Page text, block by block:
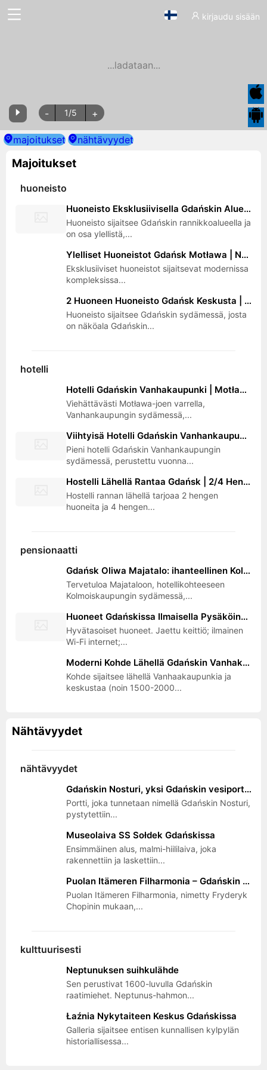
kirjaudu sisään
...ladataan...
- 1/5 +
majoitukset nähtävyydet
Majoitukset
huoneisto
Huoneisto Eksklusiivisella Gdańskin Alueella | 300m Rannalta ja Laiturilta | Lähellä Sopotia, Stadionia ja Ergo Arenaa
Huoneisto sijaitsee Gdańskin rannikkoalueella ja
on osa ylellistä,...
Ylelliset Huoneistot Gdańsk Motława | Nosturinäköala, Lähellä Długa-katua ja Marinaa
Eksklusiiviset huoneistot sijaitsevat modernissa
kompleksissa...
2 Huoneen Huoneisto Gdańsk Keskusta | 5 Minuuttia Vanhakaupunkiin, Näkymä Muistomerkkeihin ja Pesukone
Huoneisto sijaitsee Gdańskin sydämessä, josta
on näköala Gdańskin...
hotelli
Hotelli Gdańskin Vanhakaupunki | Motława-joen Varrella, Wellness Terassilla, Konferenssitilat ja Nosturinäköala
Viehättävästi Motława-joen varrella,
Vanhankaupungin sydämessä,...
Viihtyisä Hotelli Gdańskin Vanhankaupungin Sydämessä | Tilavat Huoneistot, Aamiainen ja Yksityinen Pysäköinti
Pieni hotelli Gdańskin Vanhankaupungin
sydämessä, perustettu vuonna...
Hostelli Lähellä Rantaa Gdańsk | 2/4 Henkilön Huoneet, Keittokomero ja Wi-Fi | 20 Minuuttia Keskustaan
Hostelli rannan lähellä tarjoaa 2 hengen
huoneita ja 4 hengen...
pensionaatti
Gdańsk Oliwa Majatalo: ihanteellinen Kolmoiskaupungin tukikohta, lähellä kehätietä, lentokenttää ja Maisemapuistoa
Tervetuloa Majataloon, hotellikohteeseen
Kolmoiskaupungin sydämessä,...
Huoneet Gdańskissa Ilmaisella Pysäköinnillä ja Keittiöllä | Lähellä SKM Politechnikaa ja Julkista Liikennettä
Hyvätasoiset huoneet. Jaettu keittiö; ilmainen
Wi-Fi internet;...
Moderni Kohde Lähellä Gdańskin Vanhakaupunkia | Huoneet Takalla, Puutarha ja Autotalli | 2 Pysäkkiä Keskustaan
Kohde sijaitsee lähellä Vanhaakaupunkia ja
keskustaa (noin 1500-2000...
Nähtävyydet
nähtävyydet
Gdańskin Nosturi, yksi Gdańskin vesiporteista
Portti, joka tunnetaan nimellä Gdańskin Nosturi,
pystytettiin...
Museolaiva SS Sołdek Gdańskissa
Ensimmäinen alus, malmi-hiililaiva, joka
rakennettiin ja laskettiin...
Puolan Itämeren Filharmonia – Gdańskin Musiikillinen Sydän
Puolan Itämeren Filharmonia, nimetty Fryderyk
Chopinin mukaan,...
kulttuurisesti
Neptunuksen suihkulähde
Sen perustivat 1600-luvulla Gdańskin
raatimiehet. Neptunus-hahmon...
Łaźnia Nykytaiteen Keskus Gdańskissa
Galleria sijaitsee entisen kunnallisen kylpylän
historiallisessa...